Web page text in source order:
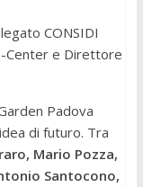
CONSIDI
Center e Direttore
Padova
di futuro. Tra
Mario Pozza,
Santocono,